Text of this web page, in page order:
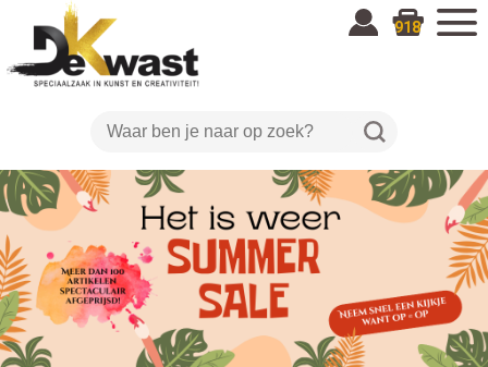
918